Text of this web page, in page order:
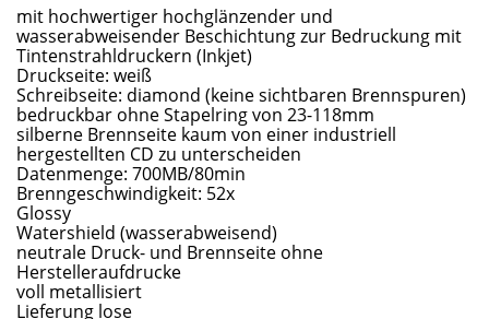
mit hochwertiger hochglänzender und
wasserabweisender Beschichtung zur Bedruckung mit
Tintenstrahldruckern (Inkjet)
Druckseite: weiß
Schreibseite: diamond (keine sichtbaren Brennspuren)
bedruckbar ohne Stapelring von 23-118mm
silberne Brennseite kaum von einer industriell
hergestellten CD zu unterscheiden
Datenmenge: 700MB/80min
Brenngeschwindigkeit: 52x
Glossy
Watershield (wasserabweisend)
neutrale Druck- und Brennseite ohne
Herstelleraufdrucke
voll metallisiert
Lieferung lose